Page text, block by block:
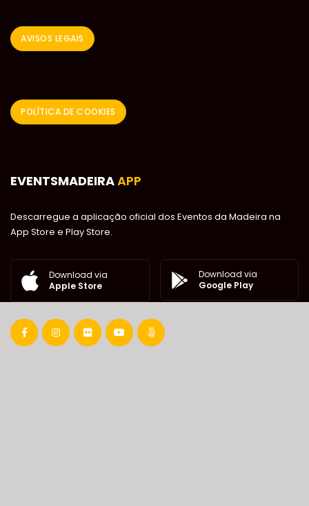
AVISOS LEGAIS
POLÍTICA DE COOKIES
EVENTSMADEIRAAPP
Descarregue a aplicação oficial dos Eventos da Madeira na
App Store e Play Store.
Download via
Apple Store
Download via
Google Play